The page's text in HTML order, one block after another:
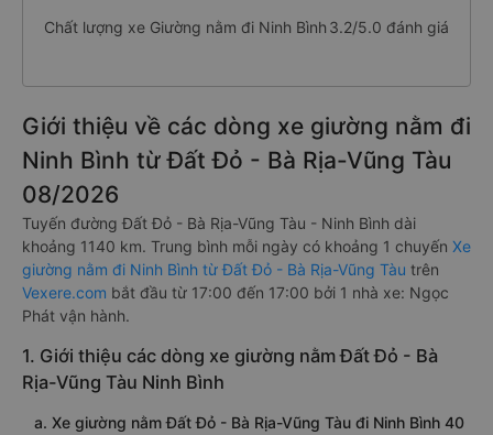
Chất lượng xe Giường nằm đi Ninh Bình 3.2/5.0 đánh giá
Giới thiệu về các dòng xe giường nằm đi
Ninh Bình từ Đất Đỏ - Bà Rịa-Vũng Tàu
08/2026
Tuyến đường Đất Đỏ - Bà Rịa-Vũng Tàu - Ninh Bình dài
khoảng 1140 km. Trung bình mỗi ngày có khoảng 1 chuyến Xe
giường nằm đi Ninh Bình từ Đất Đỏ - Bà Rịa-Vũng Tàu trên
Vexere.com bắt đầu từ 17:00 đến 17:00 bởi 1 nhà xe: Ngọc
Phát vận hành.
1. Giới thiệu các dòng xe giường nằm Đất Đỏ - Bà
Rịa-Vũng Tàu Ninh Bình
a. Xe giường nằm Đất Đỏ - Bà Rịa-Vũng Tàu đi Ninh Bình 40